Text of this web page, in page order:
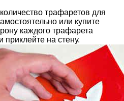
трафаретов для
или купите
каждого трафарета
на стену.